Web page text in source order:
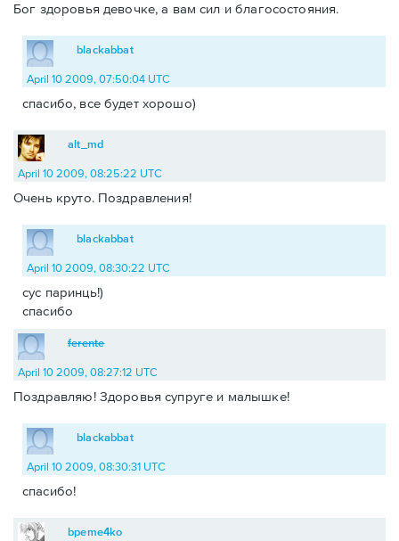
Бог здоровья девочке, а вам сил и благосостояния.
blackabbat
April 10 2009, 07:50:04 UTC
спасибо, все будет хорошо)
alt_md
April 10 2009, 08:25:22 UTC
Очень круто. Поздравления!
blackabbat
April 10 2009, 08:30:22 UTC
сус паринць!)
спасибо
ferente
April 10 2009, 08:27:12 UTC
Поздравляю! Здоровья супруге и малышке!
blackabbat
April 10 2009, 08:30:31 UTC
спасибо!
bpeme4ko